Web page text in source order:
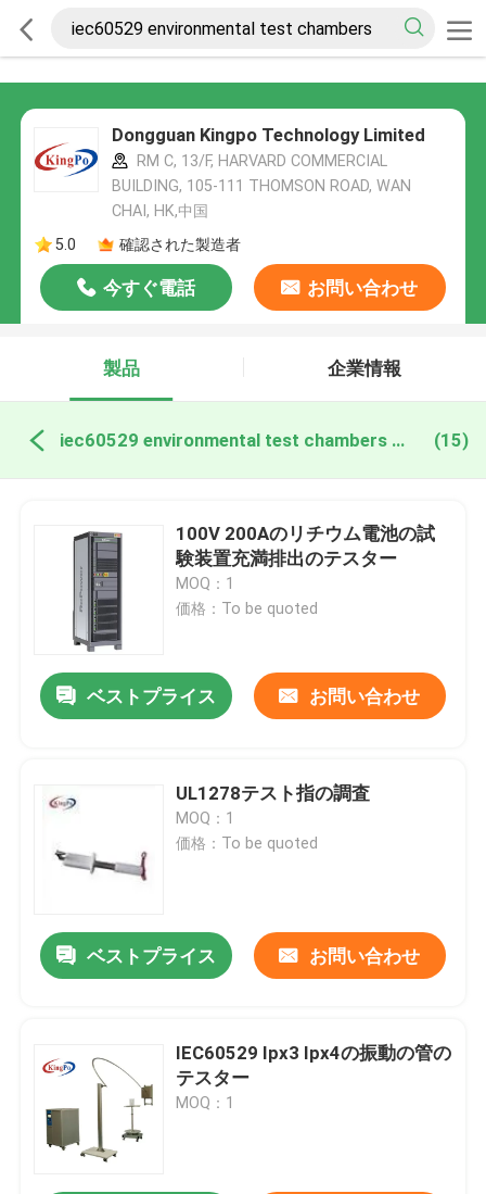
Dongguan Kingpo Technology Limited
RM C, 13/F, HARVARD COMMERCIAL
BUILDING, 105-111 THOMSON ROAD, WAN
CHAI, HK,中国
5.0
確認された製造者
今すぐ電話 お問い合わせ
製品 企業情報
iec60529 environmental test chambers オンライン製造 (15)
100V 200Aのリチウム電池の試
験装置充満排出のテスター
MOQ：1
価格：To be quoted
ベストプライス お問い合わせ
UL1278テスト指の調査
MOQ：1
価格：To be quoted
ベストプライス お問い合わせ
IEC60529 Ipx3 Ipx4の振動の管の
テスター
MOQ：1